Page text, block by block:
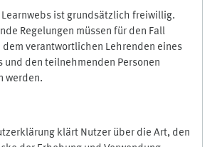
Learnwebs ist grundsätzlich freiwillig.
Regelungen müssen für den Fall
dem verantwortlichen Lehrenden eines
und den teilnehmenden Personen
werden.
klärt Nutzer über die Art, den